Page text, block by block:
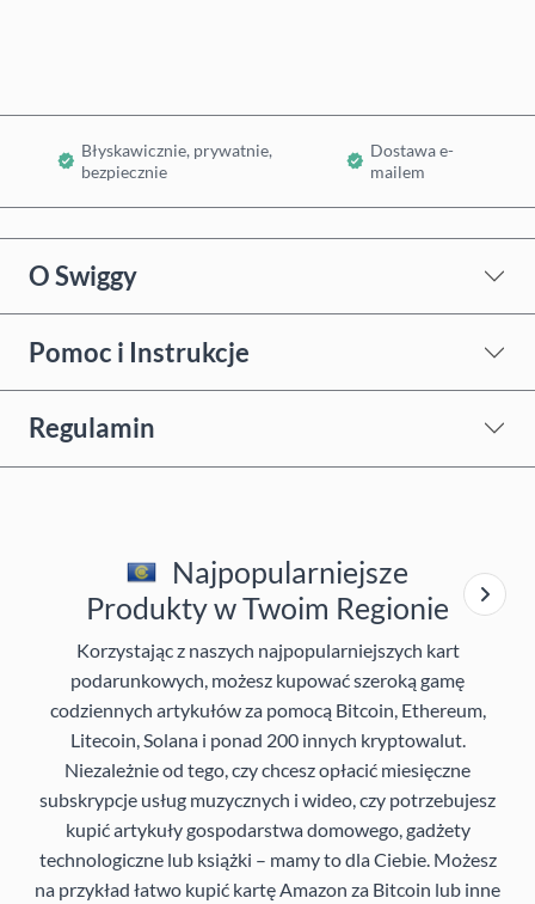
Błyskawicznie, prywatnie,
bezpiecznie
Dostawa e-
mailem
O Swiggy
Pomoc i Instrukcje
Regulamin
Najpopularniejsze
Produkty w Twoim Regionie
Korzystając z naszych najpopularniejszych kart
podarunkowych, możesz kupować szeroką gamę
codziennych artykułów za pomocą Bitcoin, Ethereum,
Litecoin, Solana i ponad 200 innych kryptowalut.
Niezależnie od tego, czy chcesz opłacić miesięczne
subskrypcje usług muzycznych i wideo, czy potrzebujesz
kupić artykuły gospodarstwa domowego, gadżety
technologiczne lub książki – mamy to dla Ciebie. Możesz
na przykład łatwo kupić kartę Amazon za Bitcoin lub inne